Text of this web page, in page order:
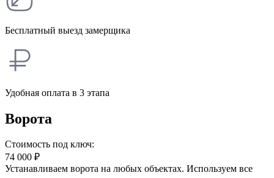
Бесплатный выезд замерщика
Удобная оплата в 3 этапа
Ворота
Стоимость под ключ:
74 000 ₽
Устанавливаем ворота на любых объектах. Используем все